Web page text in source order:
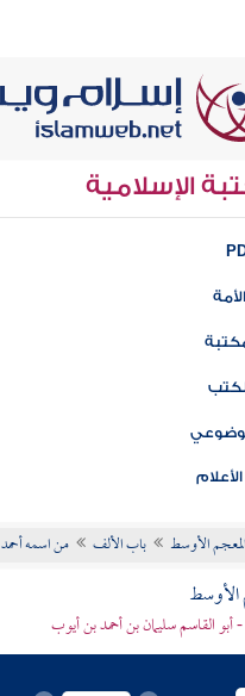
الإسلامية
المعجم الأوسط باب الألف من اسمه أحمد
الأوسط
- أبو القاسم سليمان بن أحمد بن أيوب